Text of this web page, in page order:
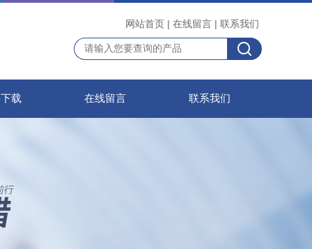
网站首页 | 在线留言 | 联系我们
载 在线留言 联系我们